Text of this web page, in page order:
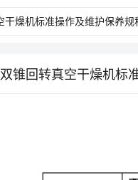
双锥回转真空干燥机标